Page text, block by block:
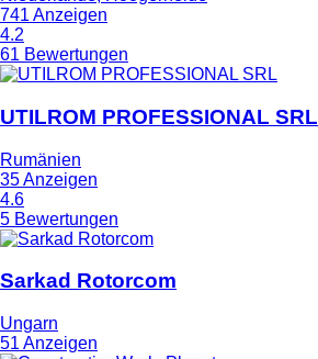
741 Anzeigen
4.2
61 Bewertungen
UTILROM PROFESSIONAL SRL
Rumänien
35 Anzeigen
4.6
5 Bewertungen
Sarkad Rotorcom
Ungarn
51 Anzeigen